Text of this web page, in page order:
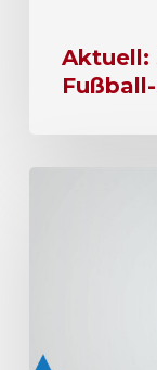
Aktuell: